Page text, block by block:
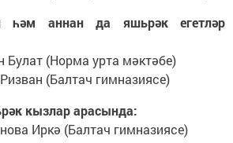
һәм аннан да яшьрәк егетләр
Булат (Норма урта мәктәбе)
(Балтач гимназиясе)
кызлар арасында:
Иркә (Балтач гимназиясе)